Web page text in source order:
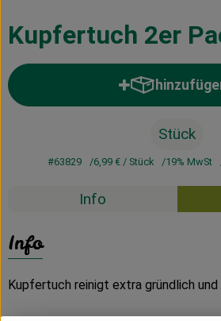
Lieferservice
Blog
Kupfertuch 2er
Produkt
Stück
#63829 6,99 €/ Stück 19% MwSt
Info
Info
Kupfertuch reinigt extra gründlich und